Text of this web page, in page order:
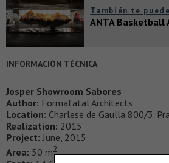
También te
ANTA Basketball
INFORMACIÓN TÉCNICA
Josper Showroom Sabores
Author: Formafatal Architects
Location: Charlese de Gaulla 800/3.
Realization: 2015
Project: June, 2015
Area: 50 m2